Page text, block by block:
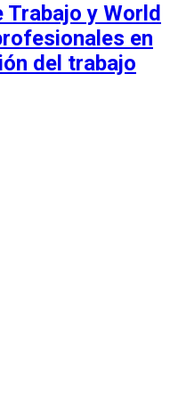
Trabajo y World
en
del trabajo